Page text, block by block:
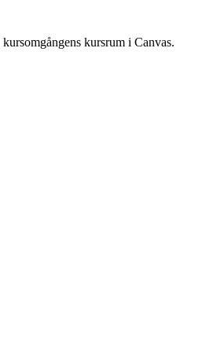
kursrum i Canvas.